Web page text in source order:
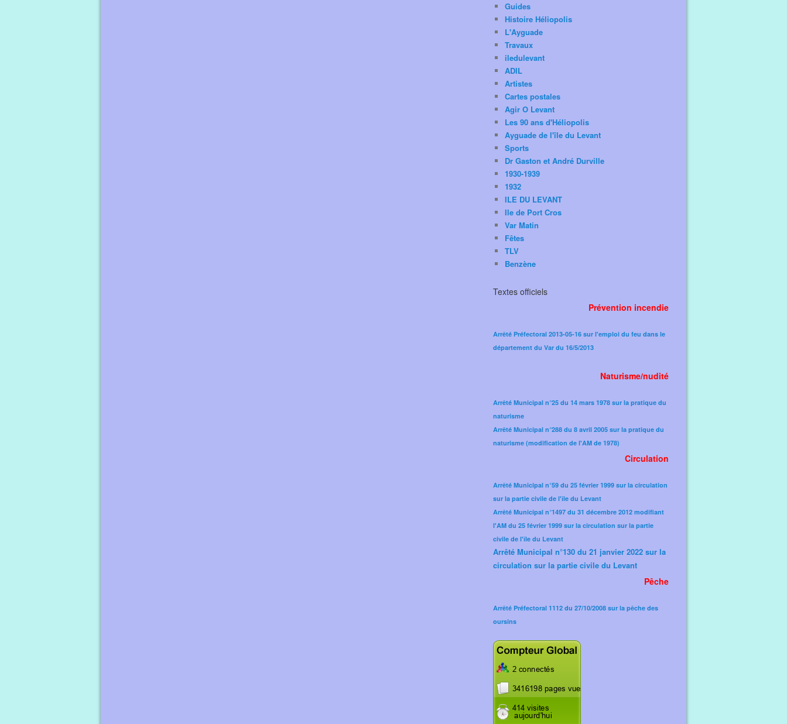
Guides
Histoire Héliopolis
L'Ayguade
Travaux
iledulevant
ADIL
Artistes
Cartes postales
Agir O Levant
Les 90 ans d'Héliopolis
Ayguade de l'île du Levant
Sports
Dr Gaston et André Durville
1930-1939
1932
ILE DU LEVANT
Ile de Port Cros
Var Matin
Fêtes
TLV
Benzène
Textes officiels
Prévention incendie
Arrêté Préfectoral 2013-05-16 sur l'emploi du feu dans le
département du Var du 16/5/2013
Naturisme/nudité
Arrêté Municipal n°25 du 14 mars 1978 sur la pratique du
naturisme
Arrêté Municipal n°288 du 8 avril 2005 sur la pratique du
naturisme (modification de l'AM de 1978)​
Circulation
Arrêté Municipal n°59 du 25 février 1999 sur la circulation
sur la partie civile de l'île du Levant
Arrêté Municipal n°1497 du 31 décembre 2012 modifiant
l'AM du 25 février 1999 sur la circulation sur la partie
civile de l'île du Levant
Arrêté Municipal n°130 du 21 janvier 2022 sur la
circulation sur la partie civile du Levant
Pêche
Arrêté Préfectoral 1112 du 27/10/2008 sur la pêche des
oursins